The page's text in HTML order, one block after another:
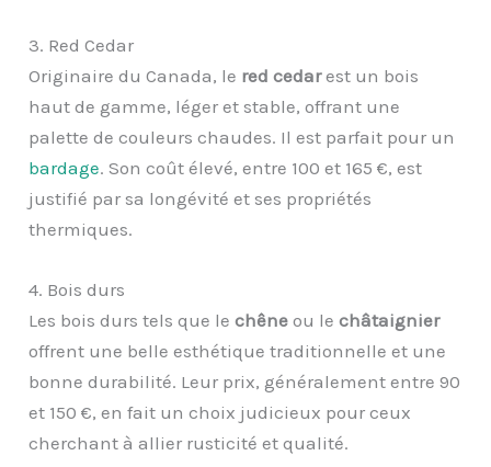
3. Red Cedar
Originaire du Canada, le red cedarest un bois
haut de gamme, léger et stable, offrant une
palette de couleurs chaudes. Il est parfait pour un
bardage. Son coût élevé, entre 100 et 165 €, est
justifié par sa longévité et ses propriétés
thermiques.
4. Bois durs
Les bois durs tels que lechêne ou lechâtaignier
offrent une belle esthétique traditionnelle et une
bonne durabilité. Leur prix, généralement entre 90
et 150 €, en fait un choix judicieux pour ceux
cherchant à allier rusticité et qualité.